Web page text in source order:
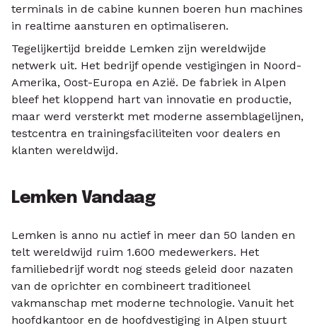
terminals in de cabine kunnen boeren hun machines
in realtime aansturen en optimaliseren.
Tegelijkertijd breidde Lemken zijn wereldwijde
netwerk uit. Het bedrijf opende vestigingen in Noord-
Amerika, Oost-Europa en Azië. De fabriek in Alpen
bleef het kloppend hart van innovatie en productie,
maar werd versterkt met moderne assemblagelijnen,
testcentra en trainingsfaciliteiten voor dealers en
klanten wereldwijd.
Lemken Vandaag
Lemken is anno nu actief in meer dan 50 landen en
telt wereldwijd ruim 1.600 medewerkers. Het
familiebedrijf wordt nog steeds geleid door nazaten
van de oprichter en combineert traditioneel
vakmanschap met moderne technologie. Vanuit het
hoofdkantoor en de hoofdvestiging in Alpen stuurt